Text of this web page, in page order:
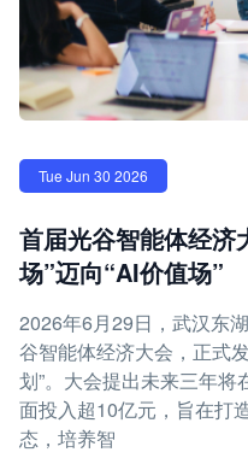
Tue Jun 30 2026
首届光谷智能体经济
场”迈向“AI价值场”
2026年6月29日，武汉东
谷智能体经济大会，正式
划”。大会提出未来三年
面投入超10亿元，旨在打
态，培养智